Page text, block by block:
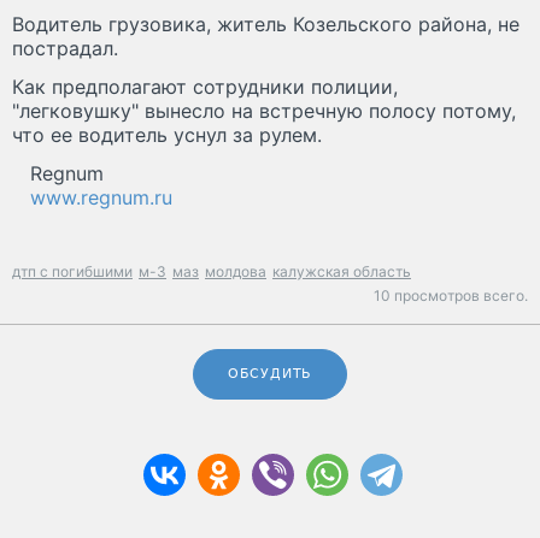
Водитель грузовика, житель Козельского района, не
пострадал.
Как предполагают сотрудники полиции,
"легковушку" вынесло на встречную полосу потому,
что ее водитель уснул за рулем.
Regnum
www.regnum.ru
дтп с погибшими м-3 маз молдова калужская область
10 просмотров всего.
ОБСУДИТЬ